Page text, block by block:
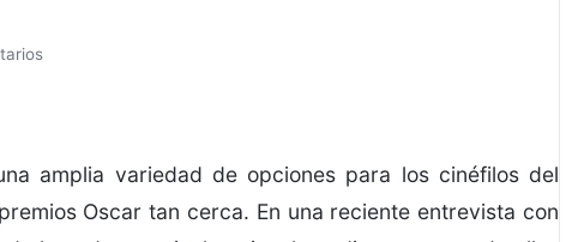
amplia variedad de opciones para los cinéfilos del
Oscar tan cerca. En una reciente entrevista con